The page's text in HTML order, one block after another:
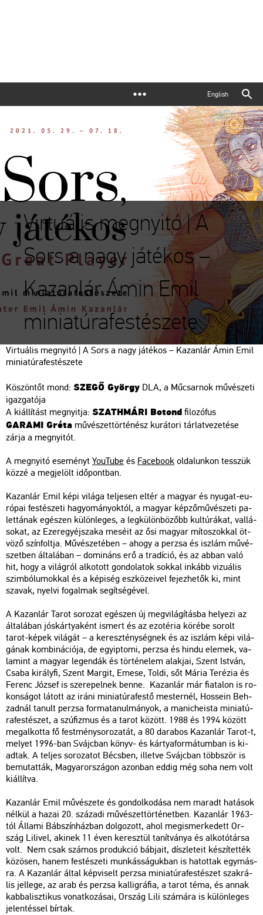
English
Virtuális megnyitó | A
Sors a nagy játékos –
Kazanlár Ámin Emil
miniatúrafestészete
Vir­tu­á­lis meg­nyi­tó | A Sors a nagy já­té­kos – Ka­zan­lár Ámin Emil
mi­ni­a­tú­ra­fes­té­sze­te
Kö­szön­tőt mond: SZEGŐ György DLA, a Mű­csar­nok mű­vé­sze­ti
igaz­ga­tó­ja
A ki­ál­lí­tást meg­nyit­ja: SZATH­MÁ­RI Bo­tond fi­lo­zó­fus
GA­RA­MI Gréta mű­vé­szet­tör­té­nész ku­rá­to­ri tár­lat­ve­ze­té­se
zárja a meg­nyi­tót.
A meg­nyi­tó ese­ményt You­Tu­be és Fa­ce­book ol­da­lun­kon tesszük
közzé a meg­je­lölt idő­pont­ban.
Ka­zan­lár Emil képi vi­lá­ga tel­je­sen eltér a ma­gyar és nyu­gat-eu­
ró­pai fes­té­sze­ti ha­gyo­má­nyok­tól, a ma­gyar kép­ző­mű­vé­sze­ti pa­
let­tá­nak egé­szen kü­lön­le­ges, a leg­kü­lön­bö­zőbb kul­tú­rá­kat, val­lá­
so­kat, az Ezer­egy­éj­sza­ka me­sé­it az ősi ma­gyar mí­to­szok­kal öt­
vö­ző szín­folt­ja. Mű­vé­sze­té­ben – ahogy a per­zsa és isz­lám mű­vé­
szet­ben ál­ta­lá­ban – do­mi­náns erő a tra­dí­ció, és az abban való
hit, hogy a vi­lág­ról al­ko­tott gon­do­la­tok sok­kal in­kább vi­zu­á­lis
szim­bó­lu­mok­kal és a ké­pi­ség esz­kö­ze­i­vel fe­jez­he­tők ki, mint
sza­vak, nyel­vi fo­gal­mak se­gít­sé­gé­vel.
A Ka­zan­lár Tarot so­ro­zat egé­szen új meg­vi­lá­gí­tás­ba he­lye­zi az
ál­ta­lá­ban jós­kár­tya­ként is­mert és az ezo­té­ria kö­ré­be so­rolt
tarot-képek vi­lá­gát – a ke­resz­tény­ség­nek és az isz­lám képi vi­lá­
gá­nak kom­bi­ná­ci­ó­ja, de egyip­to­mi, per­zsa és hindu ele­mek, va­
la­mint a ma­gyar le­gen­dák és tör­té­ne­lem alak­jai, Szent Ist­ván,
Csaba ki­rály­fi, Szent Mar­git, Emese, Toldi, sőt Mária Te­ré­zia és
Fe­renc Jó­zsef is sze­re­pel­nek benne. Ka­zan­lár már fi­a­ta­lon is ro­
kon­sá­got lá­tott az iráni mi­ni­a­tú­ra­fes­tő mes­ter­nél, Hos­se­in Beh­
zad­nál ta­nult per­zsa for­ma­ta­nul­má­nyok, a ma­nic­he­is­ta mi­ni­a­tú­
ra­fes­té­szet, a szú­fiz­mus és a tarot kö­zött. 1988 és 1994 kö­zött
meg­al­kot­ta fő fest­mény­so­ro­za­tát, a 80 da­ra­bos Ka­zan­lár Tarot-t,
me­lyet 1996-ban Svájc­ban könyv- és kár­tya­for­má­tum­ban is ki­
ad­tak. A tel­jes so­ro­za­tot Bécs­ben, il­let­ve Svájc­ban több­ször is
be­mu­tat­ták, Ma­gyar­or­szá­gon azon­ban eddig még soha nem volt
ki­ál­lít­va.
Ka­zan­lár Emil mű­vé­sze­te és gon­dol­ko­dá­sa nem ma­radt ha­tá­sok
nél­kül a hazai 20. szá­za­di mű­vé­szet­tör­té­net­ben. Ka­zan­lár 1963-
tól Ál­la­mi Báb­szín­ház­ban dol­go­zott, ahol meg­is­mer­ke­dett Or­
szág Li­li­vel, aki­nek 11 éven ke­resz­tül ta­nít­vá­nya és al­ko­tó­tár­sa
volt. Nem csak szá­mos pro­duk­ció báb­ja­it, dísz­le­te­it ké­szí­tet­ték
kö­zö­sen, hanem fes­té­sze­ti mun­kás­sá­guk­ban is ha­tot­tak egy­más­
ra. A Ka­zan­lár által kép­vi­selt per­zsa mi­ni­a­tú­ra­fes­té­szet szak­rá­
lis jel­le­ge, az arab és per­zsa kal­lig­rá­fia, a tarot téma, és annak
kab­ba­lisz­ti­kus vo­nat­ko­zá­sai, Or­szág Lili szá­má­ra is kü­lön­le­ges
je­len­tés­sel bír­tak.